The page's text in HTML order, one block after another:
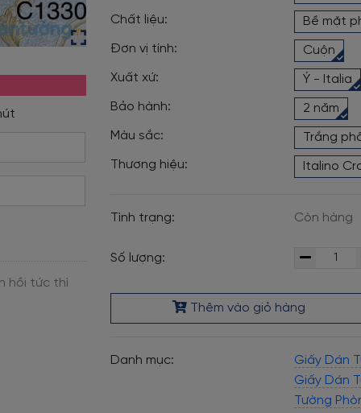
Chất liệu:
Bề mặt
Đơn vị tính:
Cuộn
Xuất xứ:
Ý - Italia
Bảo hành:
2 năm
Màu sắc:
Trắng
Thương hiệu:
Italino
Tình trạng: Còn hàng
Số lượng:
Thêm vào giỏ hàng
Danh mục: Giấy Dán
Giấy Dán
Tường